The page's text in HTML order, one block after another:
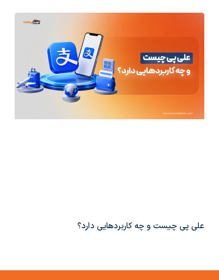
علی پی چیست و چه کاربردهایی دارد؟